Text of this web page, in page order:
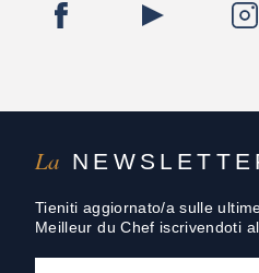
La
Tieniti aggiornato/a sulle
Meilleur du Chef iscrivendoti